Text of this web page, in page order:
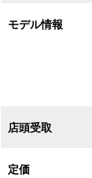
モデル情報
店頭受取
定価